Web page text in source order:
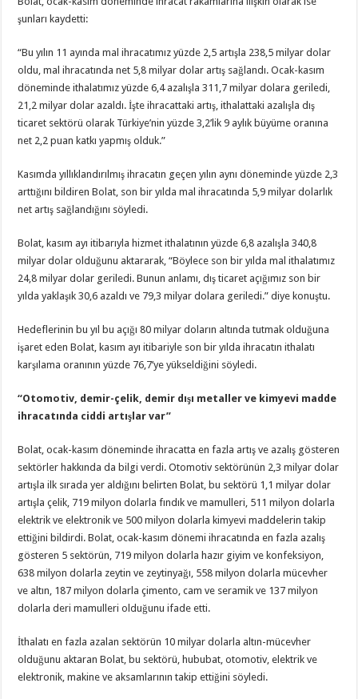
şunları kaydetti:
“Bu yılın 11 ayında mal ihracatımız yüzde 2,5 artışla 238,5 milyar dolar
oldu, mal ihracatında net 5,8 milyar dolar artış sağlandı. Ocak-kasım
döneminde ithalatımız yüzde 6,4 azalışla 311,7 milyar dolara geriledi,
21,2 milyar dolar azaldı. İşte ihracattaki artış, ithalattaki azalışla dış
ticaret sektörü olarak Türkiye’nin yüzde 3,2’lik 9 aylık büyüme oranına
net 2,2 puan katkı yapmış olduk.”
Kasımda yıllıklandırılmış ihracatın geçen yılın aynı döneminde yüzde 2,3
arttığını bildiren Bolat, son bir yılda mal ihracatında 5,9 milyar dolarlık
net artış sağlandığını söyledi.
Bolat, kasım ayı itibarıyla hizmet ithalatının yüzde 6,8 azalışla 340,8
milyar dolar olduğunu aktararak, “Böylece son bir yılda mal ithalatımız
24,8 milyar dolar geriledi. Bunun anlamı, dış ticaret açığımız son bir
yılda yaklaşık 30,6 azaldı ve 79,3 milyar dolara geriledi.” diye konuştu.
Hedeflerinin bu yıl bu açığı 80 milyar doların altında tutmak olduğuna
işaret eden Bolat, kasım ayı itibariyle son bir yılda ihracatın ithalatı
karşılama oranının yüzde 76,7’ye yükseldiğini söyledi.
“Otomotiv, demir-çelik, demir dışı metaller ve kimyevi madde
ihracatında ciddi artışlar var”
Bolat, ocak-kasım döneminde ihracatta en fazla artış ve azalış gösteren
sektörler hakkında da bilgi verdi. Otomotiv sektörünün 2,3 milyar dolar
artışla ilk sırada yer aldığını belirten Bolat, bu sektörü 1,1 milyar dolar
artışla çelik, 719 milyon dolarla fındık ve mamulleri, 511 milyon dolarla
elektrik ve elektronik ve 500 milyon dolarla kimyevi maddelerin takip
ettiğini bildirdi. Bolat, ocak-kasım dönemi ihracatında en fazla azalış
gösteren 5 sektörün, 719 milyon dolarla hazır giyim ve konfeksiyon,
638 milyon dolarla zeytin ve zeytinyağı, 558 milyon dolarla mücevher
ve altın, 187 milyon dolarla çimento, cam ve seramik ve 137 milyon
dolarla deri mamulleri olduğunu ifade etti.
İthalatı en fazla azalan sektörün 10 milyar dolarla altın-mücevher
olduğunu aktaran Bolat, bu sektörü, hububat, otomotiv, elektrik ve
elektronik, makine ve aksamlarının takip ettiğini söyledi.